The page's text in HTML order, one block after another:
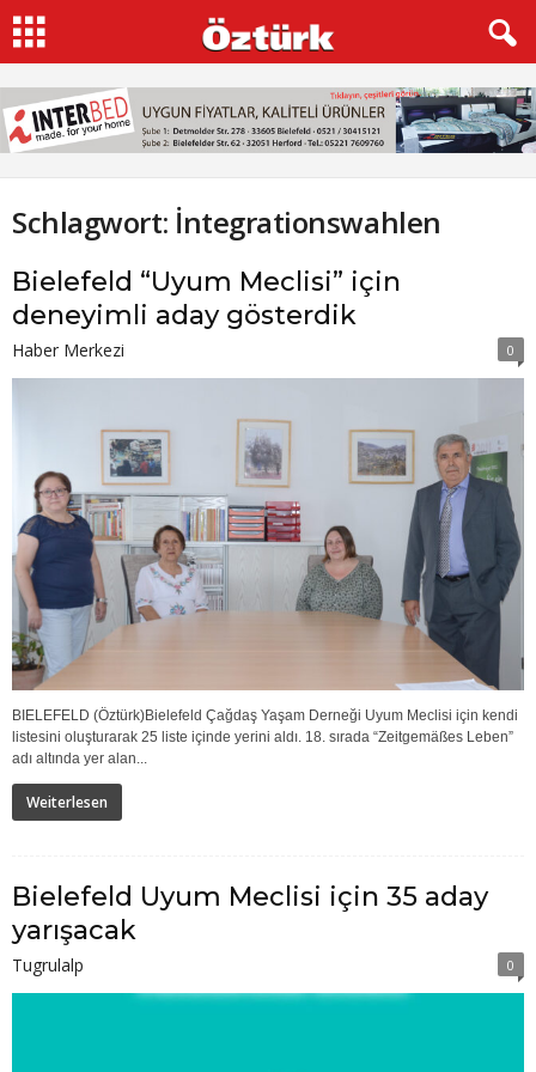
Schlagwort: İntegrationswahlen
Bielefeld “Uyum Meclisi” için
deneyimli aday gösterdik
Haber Merkezi 0
BIELEFELD (Öztürk)Bielefeld Çağdaş Yaşam Derneği Uyum Meclisi için kendi
listesini oluşturarak 25 liste içinde yerini aldı. 18. sırada “Zeitgemäßes Leben”
adı altında yer alan...
Weiterlesen
Bielefeld Uyum Meclisi için 35 aday
yarışacak
Tugrulalp 0